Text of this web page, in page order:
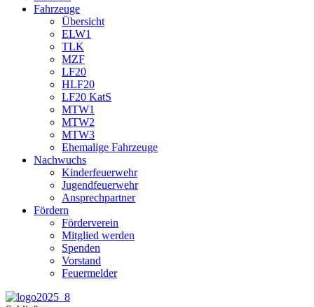
Fahrzeuge
Übersicht
ELW1
TLK
MZF
LF20
HLF20
LF20 KatS
MTW1
MTW2
MTW3
Ehemalige Fahrzeuge
Nachwuchs
Kinderfeuerwehr
Jugendfeuerwehr
Ansprechpartner
Fördern
Förderverein
Mitglied werden
Spenden
Vorstand
Feuermelder